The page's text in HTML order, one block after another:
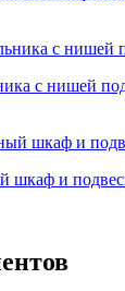
с нишей
шкаф и